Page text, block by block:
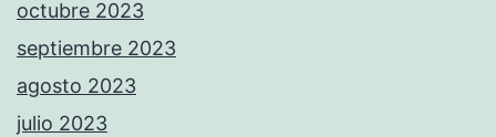
octubre 2023
septiembre 2023
agosto 2023
julio 2023